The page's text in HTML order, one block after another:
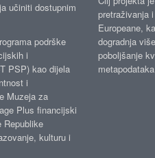
učiniti dostupnim
podrške
i
PSP) kao dijela
i
Muzeja za
Plus financijski
Republike
kulturu i
pretraživanja
Europeane,
dogradnja
poboljšanje